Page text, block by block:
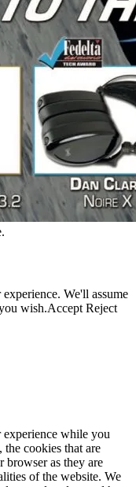
We'll assume
wish.Accept Reject
while you
cookies that are
browser as they are
of the website. We